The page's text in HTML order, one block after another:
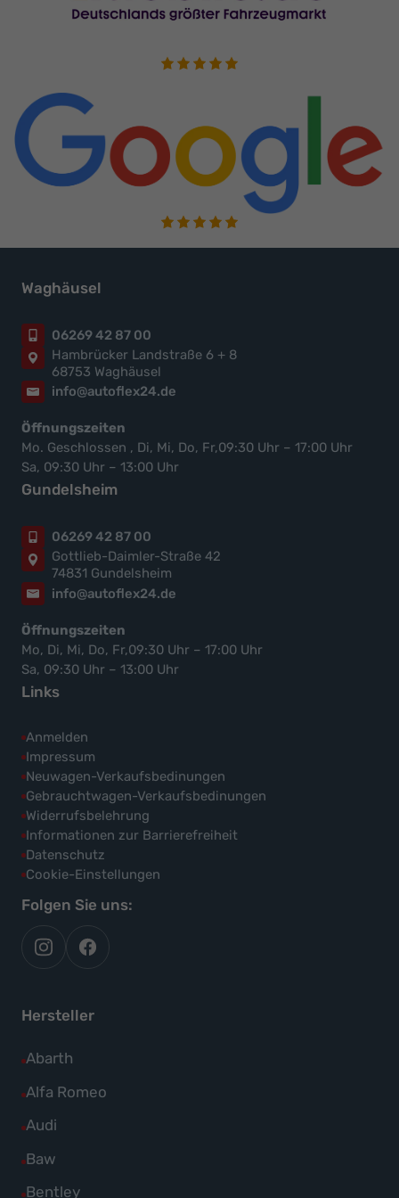
Waghäusel
06269 42 87 00
Hambrücker Landstraße 6 + 8
68753 Waghäusel
info@autoflex24.de
Öffnungszeiten
Mo. Geschlossen , Di, Mi, Do, Fr,09:30 Uhr – 17:00 Uhr
Sa, 09:30 Uhr – 13:00 Uhr
Gundelsheim
06269 42 87 00
Gottlieb-Daimler-Straße 42
74831 Gundelsheim
info@autoflex24.de
Öffnungszeiten
Mo, Di, Mi, Do, Fr,09:30 Uhr – 17:00 Uhr
Sa, 09:30 Uhr – 13:00 Uhr
Links
Anmelden
Impressum
Neuwagen-Verkaufsbedinungen
Gebrauchtwagen-Verkaufsbedinungen
Widerrufsbelehrung
Informationen zur Barrierefreiheit
Datenschutz
Cookie-Einstellungen
Folgen Sie uns:
autoflex
auf
autoflex24
auf
Hersteller
Abarth
Alle
Fahrzeuge
Abarth
anzeigen
Alfa Romeo
Alle
Fahrzeuge
Alfa
Audi
Alle
Fahrzeuge
Baw
Alle
Fahrzeuge
Bentley
Alle